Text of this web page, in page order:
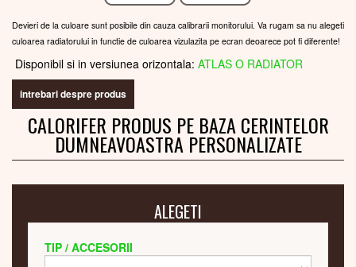
Devieri de la culoare sunt posibile din cauza calibrarii monitorului. Va rugam sa nu alegeti
culoarea radiatorului in functie de culoarea vizulazita pe ecran deoarece pot fi diferente!
Disponibil si in versiunea orizontala: ATLAS O RADIATOR
intrebari despre produs
CALORIFER PRODUS PE BAZA CERINTELOR
DUMNEAVOASTRA PERSONALIZATE
ALEGETI
TIP / ACCESORII